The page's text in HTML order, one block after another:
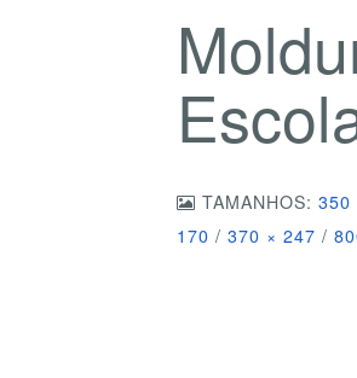
TAMANHOS:350
170 / 370 × 247 /